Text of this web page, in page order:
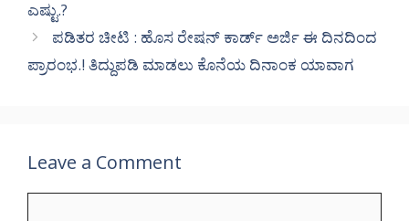
ಎಷ್ಟು.?
ಪಡಿತರ ಚೀಟಿ : ಹೊಸ ರೇಷನ್ ಕಾರ್ಡ್ ಅರ್ಜಿ ಈ ದಿನದಿಂದ
ಪ್ರಾರಂಭ.! ತಿದ್ದುಪಡಿ ಮಾಡಲು ಕೊನೆಯ ದಿನಾಂಕ ಯಾವಾಗ
Leave a Comment